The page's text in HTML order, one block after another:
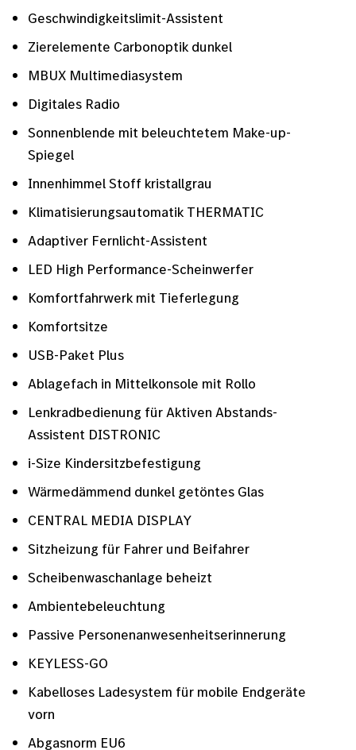
Geschwindigkeitslimit-Assistent
Zierelemente Carbonoptik dunkel
MBUX Multimediasystem
Digitales Radio
Sonnenblende mit beleuchtetem Make-up-
Spiegel
Innenhimmel Stoff kristallgrau
Klimatisierungsautomatik THERMATIC
Adaptiver Fernlicht-Assistent
LED High Performance-Scheinwerfer
Komfortfahrwerk mit Tieferlegung
Komfortsitze
USB-Paket Plus
Ablagefach in Mittelkonsole mit Rollo
Lenkradbedienung für Aktiven Abstands-
Assistent DISTRONIC
i-Size Kindersitzbefestigung
Wärmedämmend dunkel getöntes Glas
CENTRAL MEDIA DISPLAY
Sitzheizung für Fahrer und Beifahrer
Scheibenwaschanlage beheizt
Ambientebeleuchtung
Passive Personenanwesenheitserinnerung
KEYLESS-GO
Kabelloses Ladesystem für mobile Endgeräte
vorn
Abgasnorm EU6